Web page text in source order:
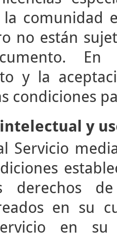
comunidad
no están
y la
condiciones
y
Servicio
derechos
en su
en su